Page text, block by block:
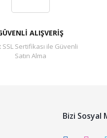
ALIŞVERİŞ
SSL Sertifikası ile Güvenli
Satın Alma
Bizi Sosyal